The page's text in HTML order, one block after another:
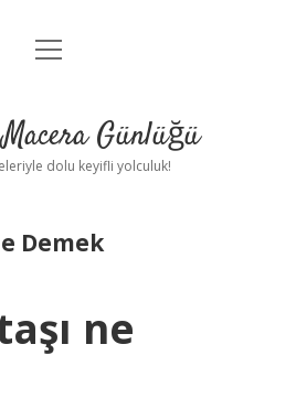
Anasayfa
Yasal Uyarı
menüyü
Günlüğü
dolu keyifli yolculuk!
Demek
ne